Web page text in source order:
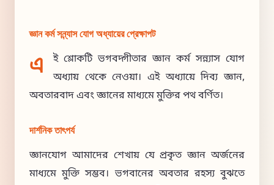
জ্ঞান কর্ম সন্ন্যাস যোগ অধ্যায়ের প্রেক্ষাপট
এ
ই শ্লোকটি ভগবদ্গীতার জ্ঞান কর্ম সন্ন্যাস যোগ
অধ্যায় থেকে নেওয়া। এই অধ্যায়ে দিব্য জ্ঞান,
অবতারবাদ এবং জ্ঞানের মাধ্যমে মুক্তির পথ বর্ণিত।
দার্শনিক তাৎপর্য
জ্ঞানযোগ আমাদের শেখায় যে প্রকৃত জ্ঞান অর্জনের
মাধ্যমে মুক্তি সম্ভব। ভগবানের অবতার রহস্য বুঝতে